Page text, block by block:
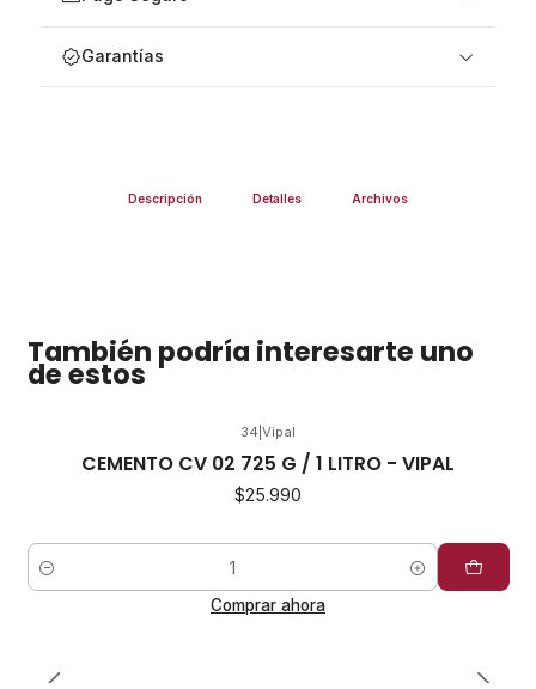
Garantías
Descripción Detalles Archivos
También podría interesarte uno
de estos
34 Vipal
CEMENTO CV 02 725 G / 1 LITRO - VIPAL
$25.990
Cantidad
Comprar ahora